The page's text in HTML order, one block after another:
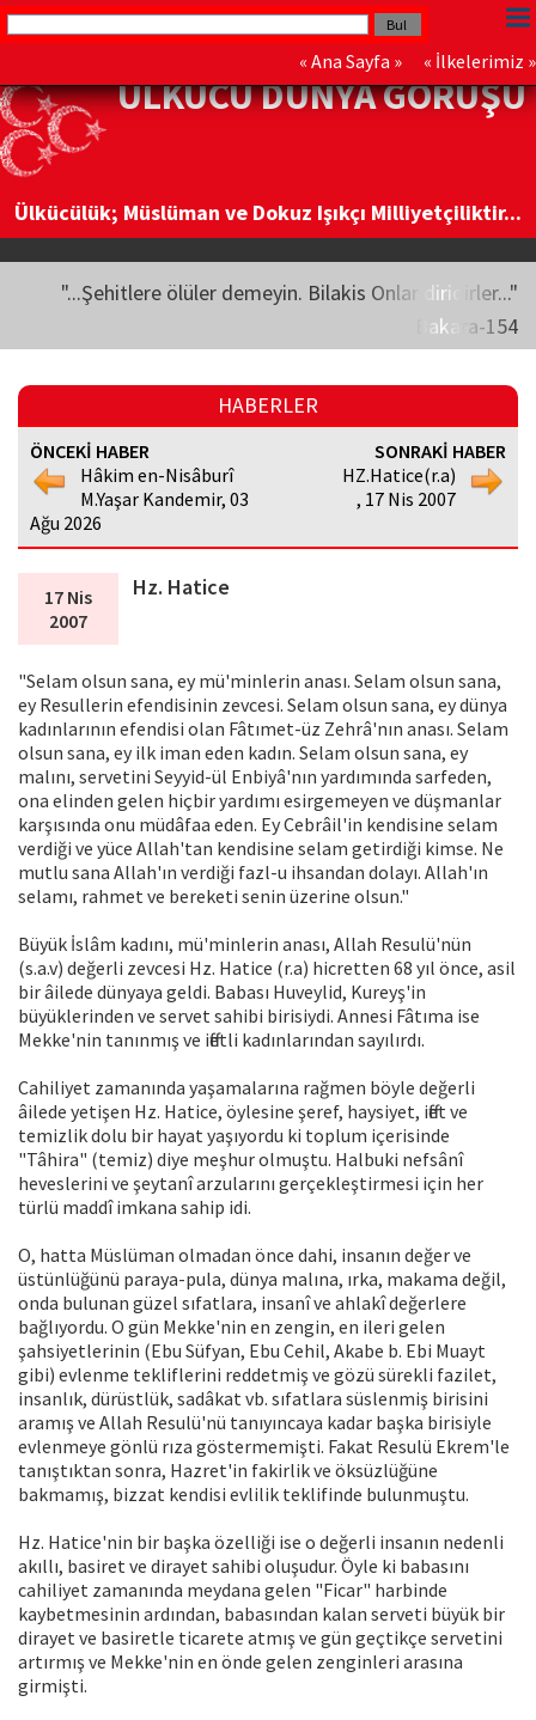
« Ana Sayfa » « İlkelerimiz »
ÜLKÜCÜ DÜNYA GÖRÜŞÜ
Ülkücülük; Müslüman ve Dokuz Işıkçı Milliyetçiliktir...
"...Şehitlere ölüler demeyin. Bilakis Onlar diridirler..."
Bakara-154
HABERLER
ÖNCEKİ HABER
Hâkim en-Nisâburî
M.Yaşar Kandemir, 03
Ağu 2026
SONRAKİ HABER
HZ.Hatice(r.a)
, 17 Nis 2007
17 Nis
2007
Hz. Hatice
"Selam olsun sana, ey mü'minlerin anası. Selam olsun sana,
ey Resullerin efendisinin zevcesi. Selam olsun sana, ey dünya
kadınlarının efendisi olan Fâtımet-üz Zehrâ'nın anası. Selam
olsun sana, ey ilk iman eden kadın. Selam olsun sana, ey
malını, servetini Seyyid-ül Enbiyâ'nın yardımında sarfeden,
ona elinden gelen hiçbir yardımı esirgemeyen ve düşmanlar
karşısında onu müdâfaa eden. Ey Cebrâil'in kendisine selam
verdiği ve yüce Allah'tan kendisine selam getirdiği kimse. Ne
mutlu sana Allah'ın verdiği fazl-u ihsandan dolayı. Allah'ın
selamı, rahmet ve bereketi senin üzerine olsun."
Büyük İslâm kadını, mü'minlerin anası, Allah Resulü'nün
(s.a.v) değerli zevcesi Hz. Hatice (r.a) hicretten 68 yıl önce, asil
bir âilede dünyaya geldi. Babası Huveylid, Kureyş'in
büyüklerinden ve servet sahibi birisiydi. Annesi Fâtıma ise
Mekke'nin tanınmış ve iffetli kadınlarından sayılırdı.
Cahiliyet zamanında yaşamalarına rağmen böyle değerli
âilede yetişen Hz. Hatice, öylesine şeref, haysiyet, iffet ve
temizlik dolu bir hayat yaşıyordu ki toplum içerisinde
"Tâhira" (temiz) diye meşhur olmuştu. Halbuki nefsânî
heveslerini ve şeytanî arzularını gerçekleştirmesi için her
türlü maddî imkana sahip idi.
O, hatta Müslüman olmadan önce dahi, insanın değer ve
üstünlüğünü paraya-pula, dünya malına, ırka, makama değil,
onda bulunan güzel sıfatlara, insanî ve ahlakî değerlere
bağlıyordu. O gün Mekke'nin en zengin, en ileri gelen
şahsiyetlerinin (Ebu Süfyan, Ebu Cehil, Akabe b. Ebi Muayt
gibi) evlenme tekliflerini reddetmiş ve gözü sürekli fazilet,
insanlık, dürüstlük, sadâkat vb. sıfatlara süslenmiş birisini
aramış ve Allah Resulü'nü tanıyıncaya kadar başka birisiyle
evlenmeye gönlü rıza göstermemişti. Fakat Resulü Ekrem'le
tanıştıktan sonra, Hazret'in fakirlik ve öksüzlüğüne
bakmamış, bizzat kendisi evlilik teklifinde bulunmuştu.
Hz. Hatice'nin bir başka özelliği ise o değerli insanın nedenli
akıllı, basiret ve dirayet sahibi oluşudur. Öyle ki babasını
cahiliyet zamanında meydana gelen "Ficar" harbinde
kaybetmesinin ardından, babasından kalan serveti büyük bir
dirayet ve basiretle ticarete atmış ve gün geçtikçe servetini
artırmış ve Mekke'nin en önde gelen zenginleri arasına
girmişti.